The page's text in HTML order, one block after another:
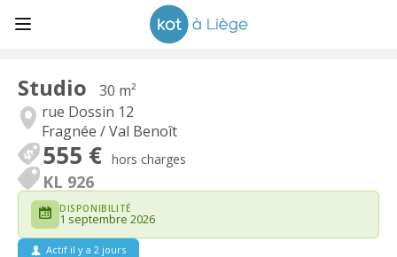
Studio
30 m²
rue Dossin 12
Fragnée / Val Benoît
555 € hors charges
KL 926
DISPONIBILITÉ
1 septembre 2026
Actif il y a 2 jours